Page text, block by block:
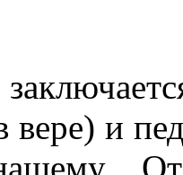
вере) и